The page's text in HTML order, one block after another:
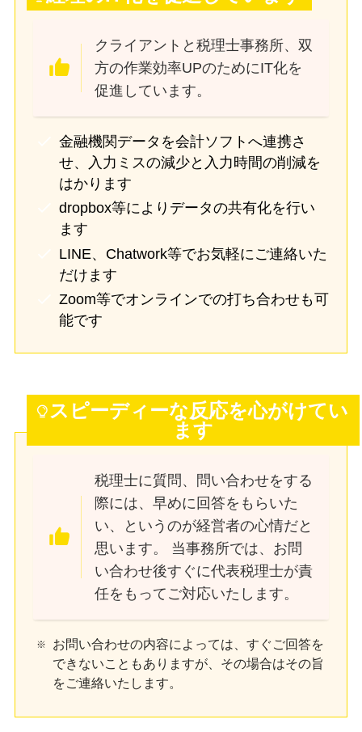
クライアントと税理士事務所、双
方の作業効率UPのためにIT化を
促進しています。
金融機関データを会計ソフトへ連携さ
せ、入力ミスの減少と入力時間の削減を
はかります
dropbox等によりデータの共有化を行い
ます
LINE、Chatwork等でお気軽にご連絡いた
だけます
Zoom等でオンラインでの打ち合わせも可
能です
スピーディーな反応を心がけてい
ます
税理士に質問、問い合わせをする
際には、早めに回答をもらいた
い、というのが経営者の心情だと
思います。 当事務所では、お問
い合わせ後すぐに代表税理士が責
任をもってご対応いたします。
お問い合わせの内容によっては、すぐご回答を
できないこともありますが、その場合はその旨
をご連絡いたします。